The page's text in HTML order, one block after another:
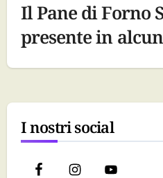
Il Pane di Forno
presente in
I nostri social